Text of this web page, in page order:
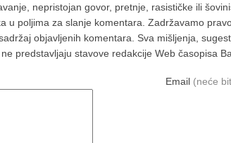
nepristojan govor, pretnje, rasističke ili
u poljima za slanje komentara. Zadržavamo
objavljenih komentara. Sva mišljenja,
predstavljaju stavove redakcije Web časopisa
Email (neće